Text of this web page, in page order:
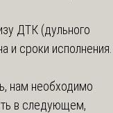
ДТК (дульного
и сроки исполнения.
нам необходимо
в следующем,